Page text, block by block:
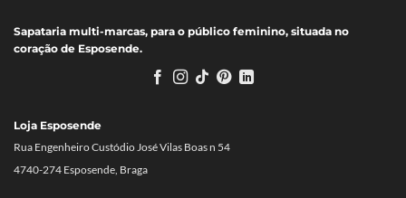
Sapataria multi-marcas, para o público feminino, situada no
coração de Esposende.
Loja Esposende
Rua Engenheiro Custódio José Vilas Boas n 54
4740-274 Esposende, Braga